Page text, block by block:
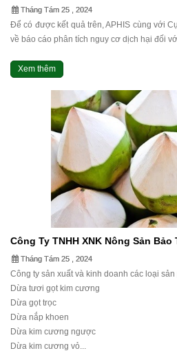
Tháng Tám 25 , 2024
Để có được kết quả trên, APHIS cùng với
về báo cáo phân tích nguy cơ dịch hại đối
Xem thêm
Công Ty TNHH XNK Nông Sản Bảo
Tháng Tám 25 , 2024
Công ty sản xuất và kinh doanh các loại sản
Dừa tươi gọt kim cương
Dừa gọt trọc
Dừa nắp khoen
Dừa kim cương ngược
Dừa kim cương vỏ...